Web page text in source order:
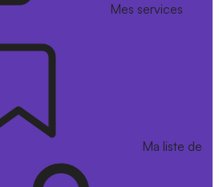
Mes services
Ma liste de